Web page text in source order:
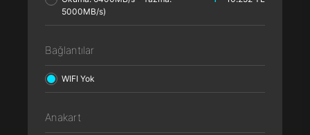
5000MB/s)
Bağlantılar
WIFI Yok
Anakart